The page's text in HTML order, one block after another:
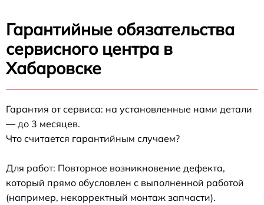
Гарантийные обязательства
сервисного центра в
Хабаровске
Гарантия от сервиса: на установленные нами детали
— до 3 месяцев.
Что считается гарантийным случаем?
Для работ: Повторное возникновение дефекта,
который прямо обусловлен с выполненной работой
(например, некорректный монтаж запчасти).